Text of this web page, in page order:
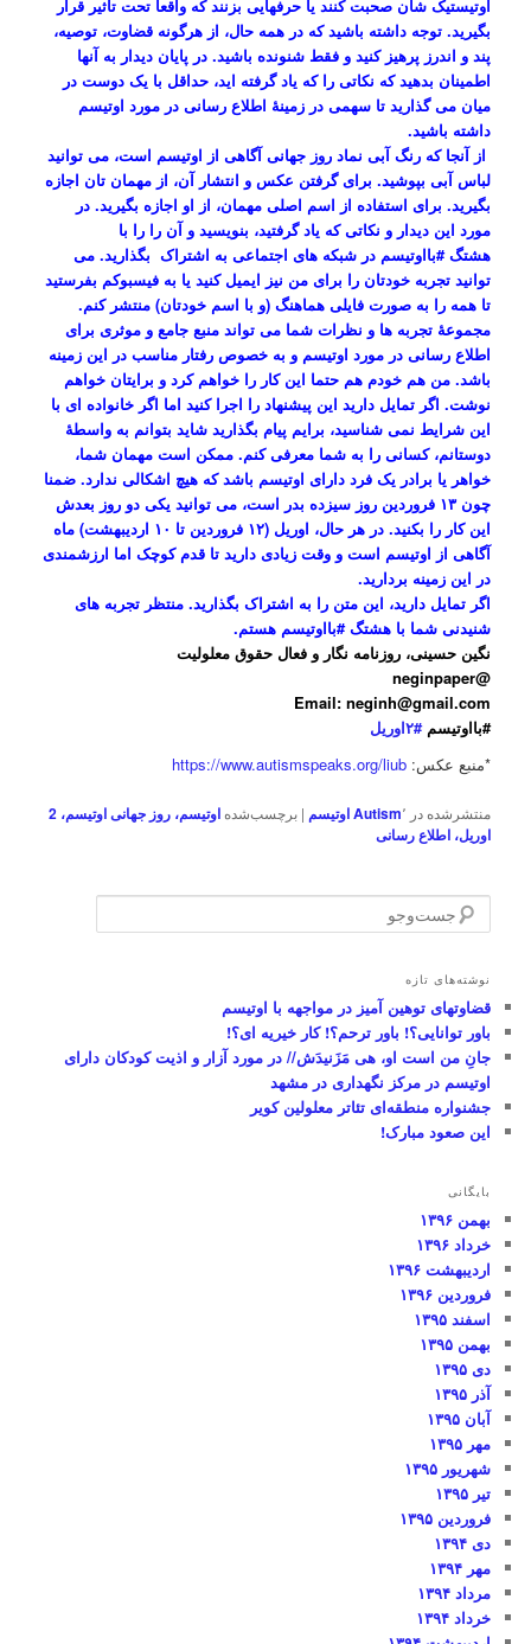
اوتیستیک شان صحبت کنند یا حرفهایی بزنند که واقعا تحت تاثیر قرار
بگیرید. توجه داشته باشید که در همه حال، از هرگونه قضاوت، توصیه،
پند و اندرز پرهیز کنید و فقط شنونده باشید. در پایان دیدار به آنها
اطمینان بدهید که نکاتی را که یاد گرفته اید، حداقل با یک دوست در
میان می گذارید تا سهمی در زمینۀ اطلاع رسانی در مورد اوتیسم
داشته باشید.
از آنجا که رنگ آبی نماد روز جهانی آگاهی از اوتیسم است، می توانید
لباس آبی بپوشید. برای گرفتن عکس و انتشار آن، از مهمان تان اجازه
بگیرید. برای استفاده از اسم اصلی مهمان، از او اجازه بگیرید. در
مورد این دیدار و نکاتی که یاد گرفتید، بنویسید و آن را را با
هشتگ#بااوتیسم در شبکه های اجتماعی به اشتراک بگذارید. می
توانید تجربه خودتان را برای من نیز ایمیل کنید یا به فیسبوکم بفرستید
تا همه را به صورت فایلی هماهنگ (و با اسم خودتان) منتشر کنم.
مجموعۀ تجربه ها و نظرات شما می تواند منبع جامع و موثری برای
اطلاع رسانی در مورد اوتیسم و به خصوص رفتار مناسب در این زمینه
باشد. من هم خودم هم حتما این کار را خواهم کرد و برایتان خواهم
نوشت. اگر تمایل دارید این پیشنهاد را اجرا کنید اما اگر خانواده ای با
این شرایط نمی شناسید، برایم پیام بگذارید شاید بتوانم به واسطۀ
دوستانم، کسانی را به شما معرفی کنم. ممکن است مهمان شما،
خواهر یا برادر یک فرد دارای اوتیسم باشد که هیچ اشکالی ندارد. ضمنا
چون ۱۳ فروردین روز سیزده بدر است، می توانید یکی دو روز بعدش
این کار را بکنید. در هر حال، اوریل (۱۲ فروردین تا ۱۰ اردیبهشت) ماه
آگاهی از اوتیسم است و وقت زیادی دارید تا قدم کوچک اما ارزشمندی
در این زمینه بردارید.
اگر تمایل دارید، این متن را به اشتراک بگذارید. منتظر تجربه های
شنیدنی شما با هشتگ #بااوتیسم هستم.
نگین حسینی، روزنامه نگار و فعال حقوق معلولیت
@neginpaper
Email: neginh@gmail.com
#بااوتیسم#۲اوریل
*منبع عکس:https://www.autismspeaks.org/liub
منتشرشده در Autism٬ اوتیسم |برچسب‌شده
اوتیسم، روز جهانی اوتیسم، 2
اوریل، اطلاع رسانی
س
و
و
نوشته‌های تازه
قضاوتهای توهین آمیز در مواجهه با اوتیسم
باور توانایی؟! باور ترحم؟! کار خیریه ای؟!
جانِ من است او، هی مَزَنیدَش// در مورد آزار و اذیت کودکان دارای
اوتیسم در مرکز نگهداری در مشهد
جشنواره منطقه‌ای تئاتر معلولین کویر
این صعود مبارک!
بایگانی
بهمن ۱۳۹۶
خرداد ۱۳۹۶
اردیبهشت ۱۳۹۶
فروردین ۱۳۹۶
اسفند ۱۳۹۵
بهمن ۱۳۹۵
دی ۱۳۹۵
آذر ۱۳۹۵
آبان ۱۳۹۵
مهر ۱۳۹۵
شهریور ۱۳۹۵
تیر ۱۳۹۵
فروردین ۱۳۹۵
دی ۱۳۹۴
مهر ۱۳۹۴
مرداد ۱۳۹۴
خرداد ۱۳۹۴